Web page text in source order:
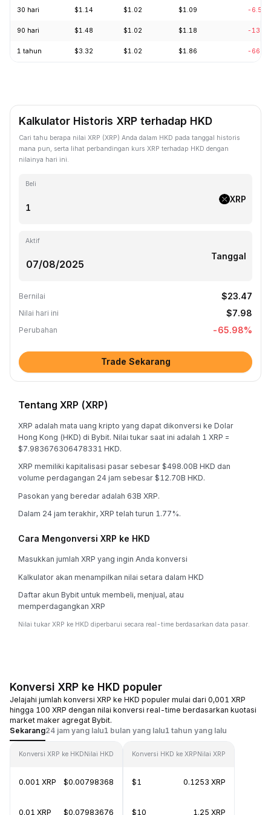
30 hari $1.14 $1.02 $1.09 -
90 hari $1.48 $1.02 $1.18 -
1 tahun $3.32 $1.02 $1.86 -
Kalkulator Historis XRP terhadap HKD
Cari tahu berapa nilai XRP (XRP) Anda dalam HKD pada tanggal historis
mana pun, serta lihat perbandingan kurs XRP terhadap HKD dengan
nilainya hari ini.
Beli
XRP
Aktif
Tanggal
Bernilai $23.47
Nilai hari ini $7.98
Perubahan -65.98%
Trade Sekarang
Tentang XRP (XRP)
XRP adalah mata uang kripto yang dapat dikonversi ke Dolar
Hong Kong (HKD) di Bybit. Nilai tukar saat ini adalah 1 XRP =
$7.983676306478331 HKD.
XRP memiliki kapitalisasi pasar sebesar $498.00B HKD dan
volume perdagangan 24 jam sebesar $12.70B HKD.
Pasokan yang beredar adalah 63B XRP.
Dalam 24 jam terakhir, XRP telah turun 1.77%.
Cara Mengonversi XRP ke HKD
Masukkan jumlah XRP yang ingin Anda konversi
Kalkulator akan menampilkan nilai setara dalam HKD
Daftar akun Bybit untuk membeli, menjual, atau
memperdagangkan XRP
Nilai tukar XRP ke HKD diperbarui secara real-time berdasarkan data pasar.
Konversi XRP ke HKD populer
Jelajahi jumlah konversi XRP ke HKD populer mulai dari 0,001 XRP
hingga 100 XRP dengan nilai konversi real-time berdasarkan kuotasi
market maker agregat Bybit.
Sekarang24 jam yang lalu1 bulan yang lalu1 tahun yang lalu
Konversi XRP ke HKDNilai HKD
0.001 XRP $0.00798368
0.01 XRP $0.07983676
Konversi HKD ke XRPNilai XRP
$1 0.1253 XRP
$10 1.25 XRP